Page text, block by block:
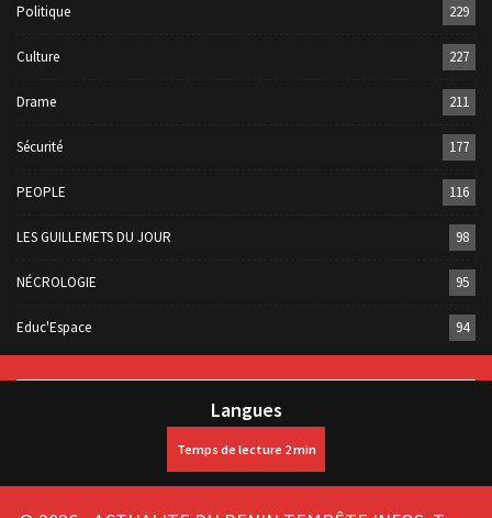
Politique 229
Culture 227
Drame 211
Sécurité 177
PEOPLE 116
LES GUILLEMETS DU JOUR 98
NÉCROLOGIE 95
Educ'Espace 94
Langues